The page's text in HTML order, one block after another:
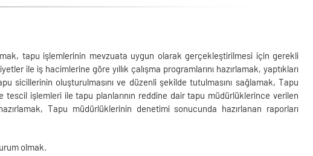
tapu işlemlerinin mevzuata uygun olarak gerçekleştirilmesi için gerekli
ile iş hacimlerine göre yıllık çalışma programlarını hazırlamak, yaptıkları
sicillerinin oluşturulmasını ve düzenli şekilde tutulmasını sağlamak, Tapu
işlemleri ile tapu planlarının reddine dair tapu müdürlüklerince verilen
Tapu müdürlüklerinin denetimi sonucunda hazırlanan raporları
olmak.